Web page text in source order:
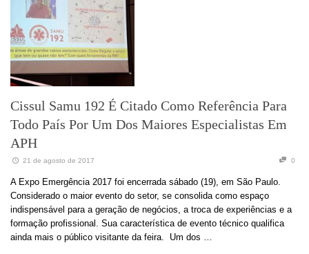
Cissul Samu 192 É Citado Como Referência Para
Todo País Por Um Dos Maiores Especialistas Em
APH
21 de agosto de 2017 0
A Expo Emergência 2017 foi encerrada sábado (19), em São Paulo.
Considerado o maior evento do setor, se consolida como espaço
indispensável para a geração de negócios, a troca de experiências e a
formação profissional. Sua característica de evento técnico qualifica
ainda mais o público visitante da feira. Um dos …